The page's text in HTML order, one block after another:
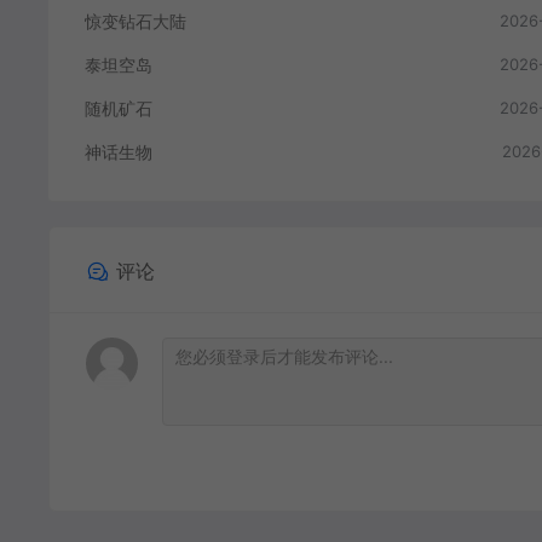
惊变钻石大陆
泰坦空岛
随机矿石
神话生物
评论